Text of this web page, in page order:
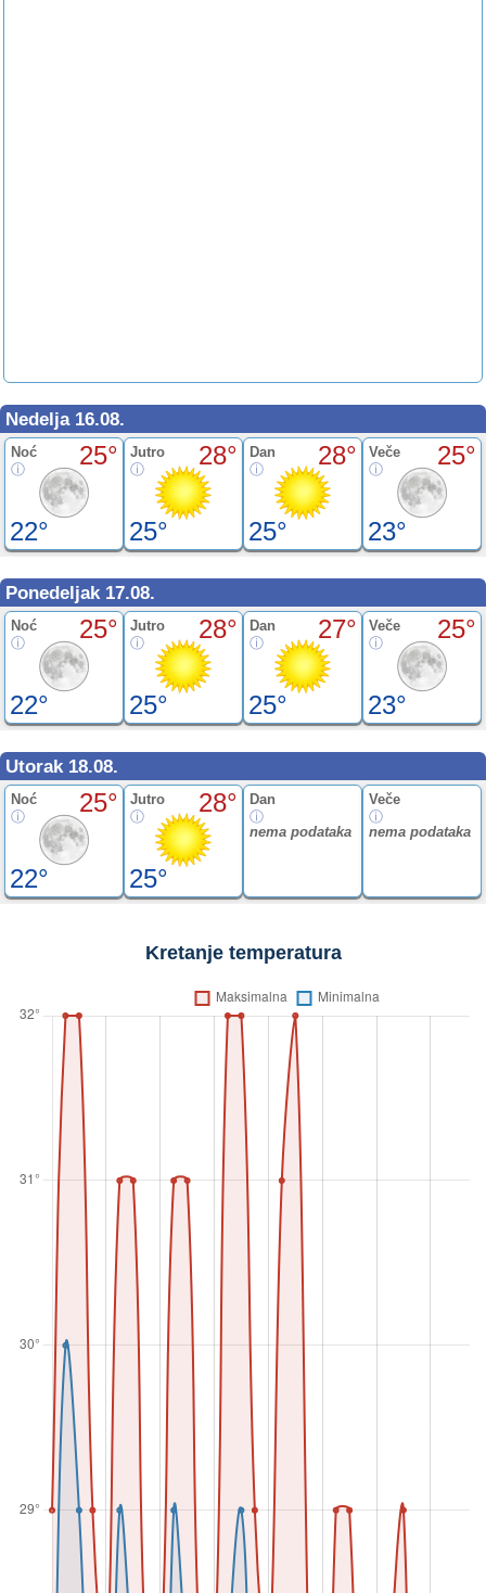
Nedelja 16.08.
Noć 25°
22°
Jutro 28°
25°
Dan 28°
25°
Veče 25°
23°
Ponedeljak 17.08.
Noć 25°
22°
Jutro 28°
25°
Dan 27°
25°
Veče 25°
23°
Utorak 18.08.
Noć 25°
22°
Jutro 28°
25°
Dan
nema podataka
Veče
nema podataka
Kretanje temperatura